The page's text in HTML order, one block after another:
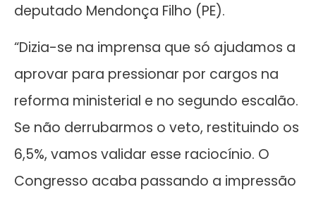
deputado Mendonça Filho (PE).
“Dizia-se na imprensa que só ajudamos a
aprovar para pressionar por cargos na
reforma ministerial e no segundo escalão.
Se não derrubarmos o veto, restituindo os
6,5%, vamos validar esse raciocínio. O
Congresso acaba passando a impressão